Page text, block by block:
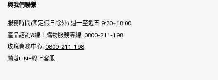
與我們聯繫
服務時間(國定假日除外) 週一至週五 9:30~18:00
產品諮詢&線上購物服務專線: 0800-211-198
玫瑰會務中心: 0800-211-198
蘭蔻LINE線上客服